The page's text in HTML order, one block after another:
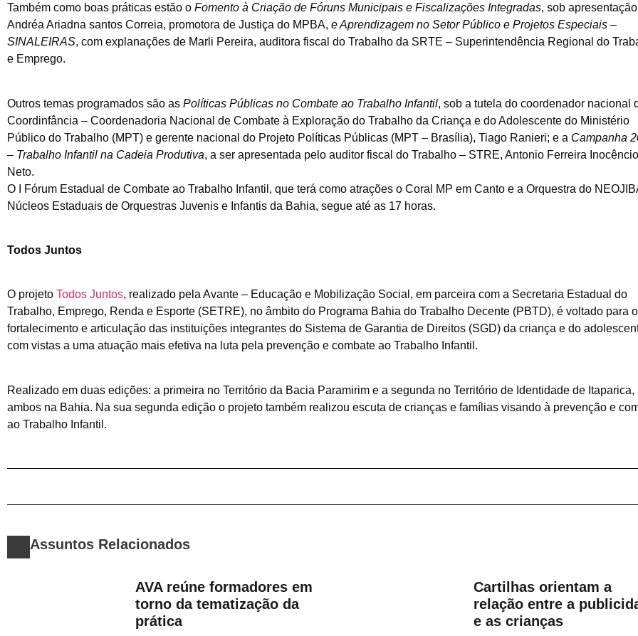
Também como boas práticas estão o Fomento à Criação de Fóruns Municipais e Fiscalizações Integradas, sob
Andréa Ariadna santos Correia, promotora de Justiça do MPBA, e Aprendizagem no Setor Público e Projetos Especiais –
SINALEIRAS, com explanações de Marli Pereira, auditora fiscal do Trabalho da SRTE – Superintendência Regional do
e Emprego.
Outros temas programados são as Políticas Públicas no Combate ao Trabalho Infantil, sob a tutela do coordenador nacional
Coordinfância – Coordenadoria Nacional de Combate à Exploração do Trabalho da Criança e do Adolescente do Ministério
Público do Trabalho (MPT) e gerente nacional do Projeto Políticas Públicas (MPT – Brasília), Tiago Ranieri; e a Campanha
– Trabalho Infantil na Cadeia Produtiva, a ser apresentada pelo auditor fiscal do Trabalho – STRE, Antonio Ferreira Inocêncio
Neto.
O I Fórum Estadual de Combate ao Trabalho Infantil, que terá como atrações o Coral MP em Canto e a Orquestra do
Núcleos Estaduais de Orquestras Juvenis e Infantis da Bahia, segue até as 17 horas.
Todos Juntos
O projeto Todos Juntos, realizado pela Avante – Educação e Mobilização Social, em parceira com a Secretaria Estadual do
Trabalho, Emprego, Renda e Esporte (SETRE), no âmbito do Programa Bahia do Trabalho Decente (PBTD), é voltado para o
fortalecimento e articulação das instituições integrantes do Sistema de Garantia de Direitos (SGD) da criança e do
com vistas a uma atuação mais efetiva na luta pela prevenção e combate ao Trabalho Infantil.
Realizado em duas edições: a primeira no Território da Bacia Paramirim e a segunda no Território de Identidade de Itaparica,
ambos na Bahia. Na sua segunda edição o projeto também realizou escuta de crianças e famílias visando à prevenção e
ao Trabalho Infantil.
Assuntos Relacionados
AVA reúne formadores em
torno da tematização da
prática
Cartilhas orientam a
relação entre a
e as crianças